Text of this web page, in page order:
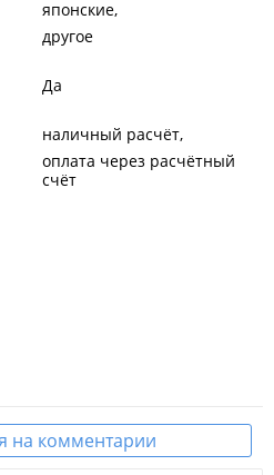
японские
другое
Да
наличный расчёт
оплата через расчётный
счёт
на комментарии